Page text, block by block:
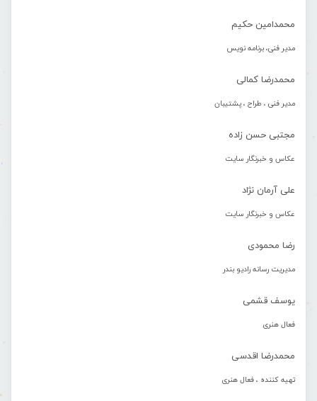
محمدامین حکیم
مدیر فنی، برنامه نویس
محمدرضا کمالی
مدیر فنی ، طراح ، پشتیبان
مجتبی حسن زاده
عکاس و خبرنگار سایت
علی آرمان نژاد
عکاس و خبرنگار سایت
رضا محمودی
مدیریت رسانه رادیو بندر
یوسف قشمی
فعال هنری
محمدرضا اقدسی
تهیه کننده ، فعال هنری